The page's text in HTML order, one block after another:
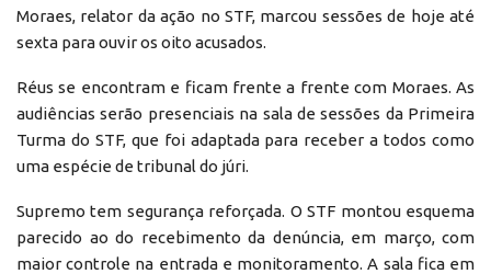
Moraes, relator da ação no STF, marcou sessões de hoje até
sexta para ouvir os oito acusados.
Réus se encontram e ficam frente a frente com Moraes. As
audiências serão presenciais na sala de sessões da Primeira
Turma do STF, que foi adaptada para receber a todos como
uma espécie de tribunal do júri.
Supremo tem segurança reforçada. O STF montou esquema
parecido ao do recebimento da denúncia, em março, com
maior controle na entrada e monitoramento. A sala fica em